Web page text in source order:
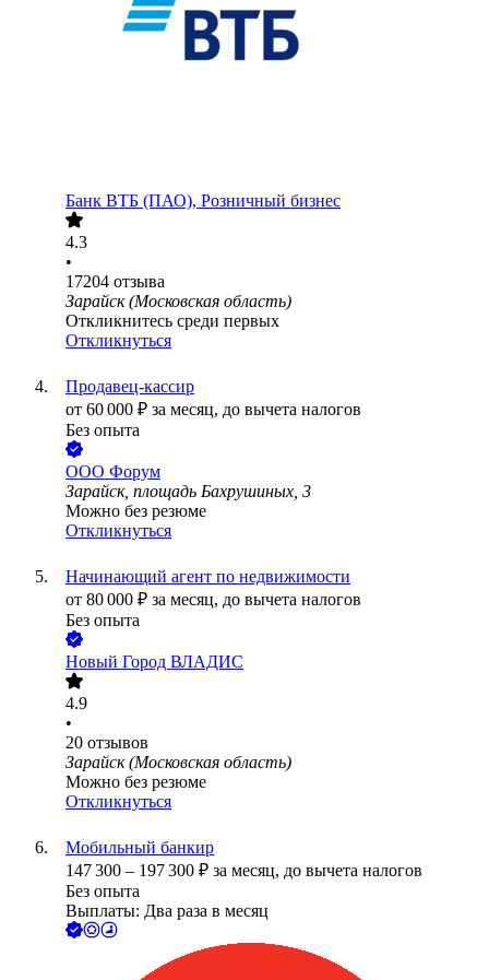
Банк ВТБ (ПАО), Розничный бизнес
4.3
•
17204 отзыва
Зарайск (Московская область)
Откликнитесь среди первых
Откликнуться
Продавец-кассир
от 60 000 ₽ за месяц, до вычета налогов
Без опыта
ООО Форум
Зарайск, площадь Бахрушиных, 3
Можно без резюме
Откликнуться
Начинающий агент по недвижимости
от 80 000 ₽ за месяц, до вычета налогов
Без опыта
Новый Город ВЛАДИС
4.9
•
20 отзывов
Зарайск (Московская область)
Можно без резюме
Откликнуться
Мобильный банкир
147 300 – 197 300 ₽ за месяц, до вычета налогов
Без опыта
Выплаты: Два раза в месяц